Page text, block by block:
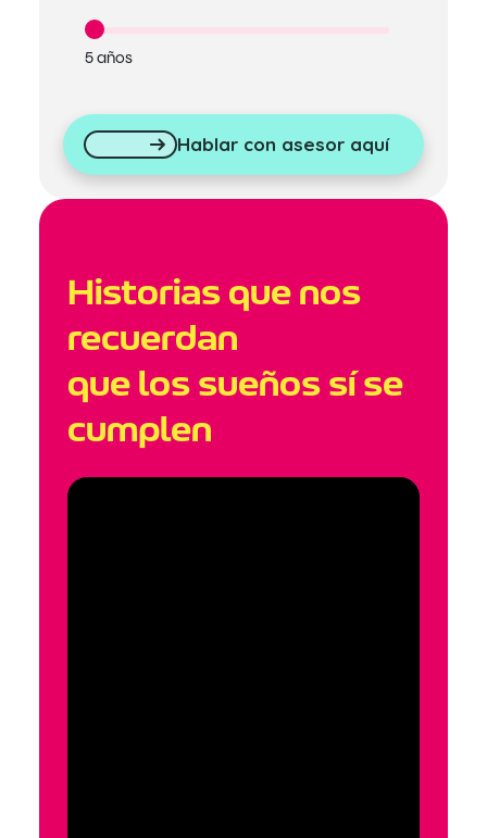
5 años
Hablar con asesor aquí
Historias que nos
recuerdan
que los sueños sí se
cumplen